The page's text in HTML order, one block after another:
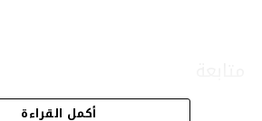
أكمل القراءة